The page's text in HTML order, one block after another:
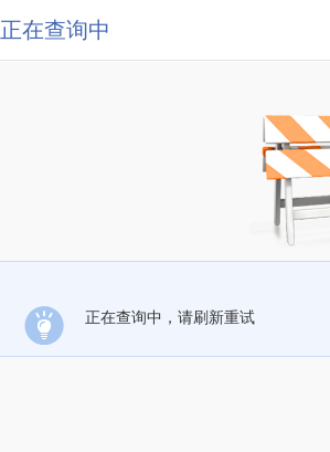
正在查询中
正在查询中，请刷新重试